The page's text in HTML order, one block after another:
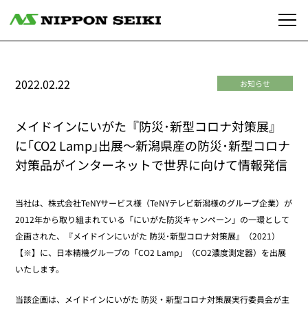
お知らせ
2022.02.22
メイドインにいがた『防災･新型コロナ対策展』
に｢CO2 Lamp｣出展～新潟県産の防災･新型コロナ
対策品がインターネットで世界に向けて情報発信
当社は、株式会社TeNYサービス様（TeNYテレビ新潟様のグループ企業）が
2012年から取り組まれている「にいがた防災キャンペーン」の一環として
企画された、『メイドインにいがた 防災･新型コロナ対策展』（2021）
【※】に、日本精機グループの「CO2 Lamp」（CO2濃度測定器）を出展
いたします。
当該企画は、メイドインにいがた 防災・新型コロナ対策展実行委員会が主